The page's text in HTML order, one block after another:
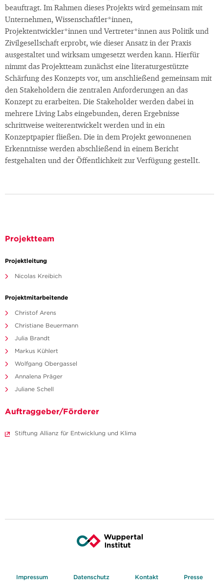
beauftragt. Im Rahmen dieses Projekts wird gemeinsam mit
Unternehmen, Wissenschaftler*innen,
Projektentwickler*innen und Vertreter*innen aus Politik und
Zivilgesellschaft erprobt, wie dieser Ansatz in der Praxis
ausgestaltet und wirksam umgesetzt werden kann. Hierfür
nimmt das Projektteam zunächst eine literaturgestützte
Schärfung des Konzepts vor, um anschließend gemeinsam mit
den Stakeholdern die zentralen Anforderungen an das
Konzept zu erarbeiten. Die Stakeholder werden dabei in
mehrere Living Labs eingebunden, deren Ergebnisse
schrittweise weiterentwickelt werden und in ein
Konzeptpapier fließen. Die in dem Projekt gewonnenen
Erkenntnisse werden abschließend in einem Bericht
festgehalten und der Öffentlichkeit zur Verfügung gestellt.
Projektteam
Projektleitung
Nicolas Kreibich
Projektmitarbeitende
Christof Arens
Christiane Beuermann
Julia Brandt
Markus Kühlert
Wolfgang Obergassel
Annalena Präger
Juliane Schell
Auftraggeber/Förderer
Stiftung Allianz für Entwicklung und Klima
Impressum Datenschutz Kontakt Presse